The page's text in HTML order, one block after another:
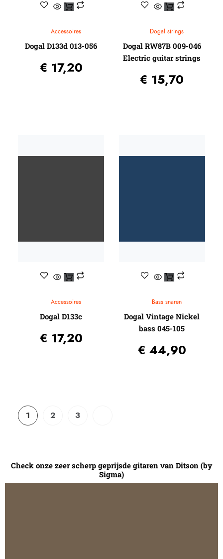
Accessoires
Dogal D133d 013-056
€ 17,20
Dogal strings
Dogal RW87B 009-046
Electric guitar strings
€ 15,70
Accessoires
Dogal D133c
€ 17,20
Bass snaren
Dogal Vintage Nickel
bass 045-105
€ 44,90
1 2 3
Check onze zeer scherp geprijsde gitaren van Ditson (by
Sigma)